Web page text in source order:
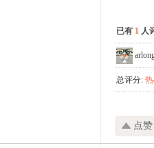
已有 1 人
总评分:
点赞